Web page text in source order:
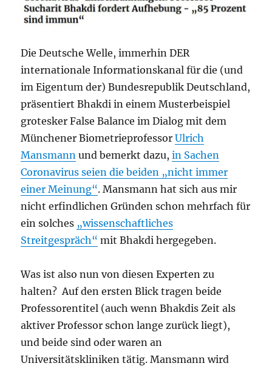
Die Deutsche Welle, immerhin DER
internationale Informationskanal für die (und
im Eigentum der) Bundesrepublik Deutschland,
präsentiert Bhakdi in einem Musterbeispiel
grotesker False Balance im Dialog mit dem
Münchener BiometrieprofessorUlrich
Mansmann und bemerkt dazu,in Sachen
Coronavirus seien die beiden „nicht immer
einer Meinung“. Mansmann hat sich aus mir
nicht erfindlichen Gründen schon mehrfach für
ein solches „wissenschaftliches
Streitgespräch“ mit Bhakdi hergegeben.
Was ist also nun von diesen Experten zu
halten? Auf den ersten Blick tragen beide
Professorentitel (auch wenn Bhakdis Zeit als
aktiver Professor schon lange zurück liegt),
und beide sind oder waren an
Universitätskliniken tätig. Mansmann wird